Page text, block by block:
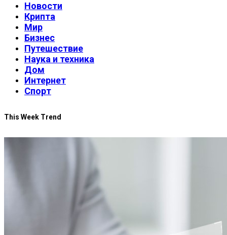
Новости
Крипта
Мир
Бизнес
Путешествие
Наука и техника
Дом
Интернет
Спорт
This Week Trend